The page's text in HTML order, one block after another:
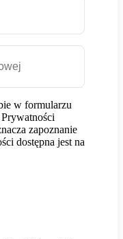
w formularzu
zapoznanie
dostępna jest na